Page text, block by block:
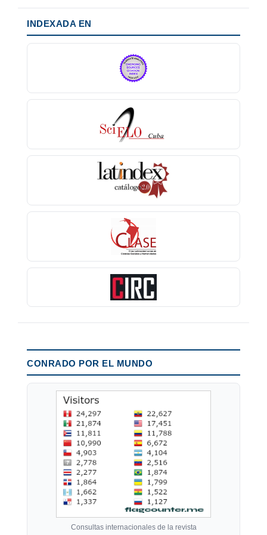
INDEXADA EN
CONRADO POR EL MUNDO
Consultas internacionales de la revista